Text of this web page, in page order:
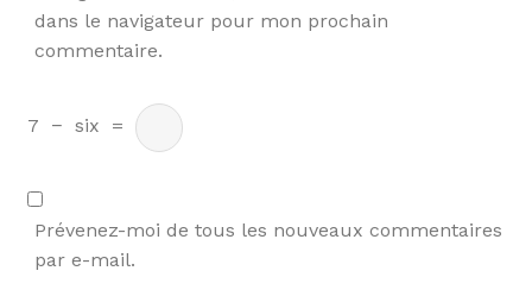
dans le navigateur pour mon prochain
commentaire.
7 − six =
Prévenez-moi de tous les nouveaux commentaires
par e-mail.